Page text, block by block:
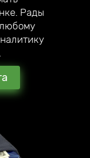
,
наших
и
Рады